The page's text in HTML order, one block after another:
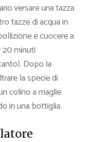
versare una tazza
tazze di acqua in
e cuocere a
minuti
Dopo la
la specie di
colino a maglie
in una bottiglia.